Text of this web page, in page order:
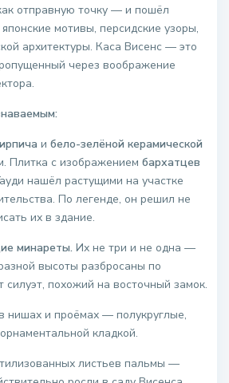
отправную точку — и пошёл
мотивы, персидские узоры,
архитектуры. Каса Висенс — это
через воображение
ибело-зелёной керамической
Плитка с изображениембархатцев
нашёл растущими на участке
По легенде, он решил не
их в здание.
минареты. Их не три и не одна —
высоты разбросаны по
силуэт, похожий на восточный замок.
нишах и проёмах — полукруглые,
кладкой.
листьев пальмы —